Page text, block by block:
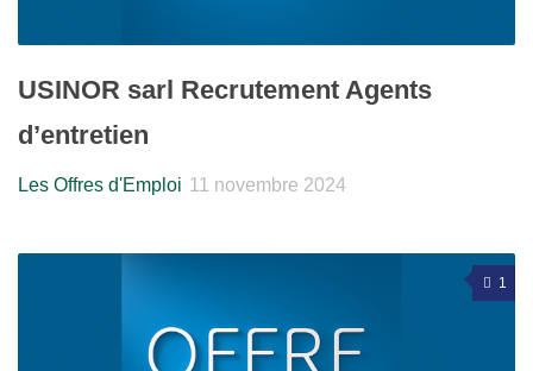
USINOR sarl Recrutement Agents
d’entretien
Les Offres d'Emploi 11 novembre 2024
1